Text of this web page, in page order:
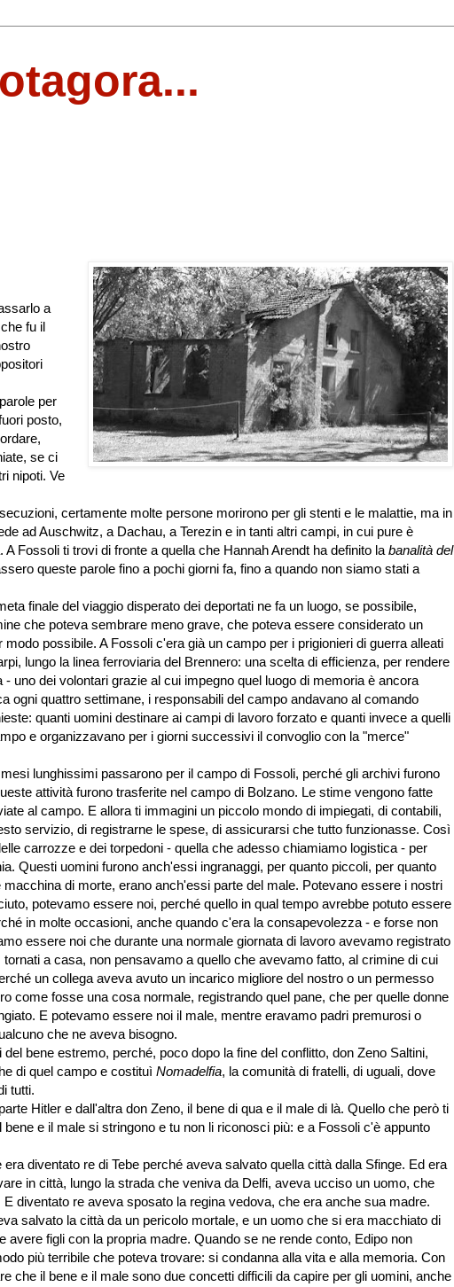
a
fu il
per
posto,
se ci
nipoti. Ve
certamente molte persone morirono per gli stenti e le malattie, ma in
ad Auschwitz, a Dachau, a Terezin e in tanti altri campi, in cui pure è
Fossoli ti trovi di fronte a quella che Hannah Arendt ha definito la banalità del
queste parole fino a pochi giorni fa, fino a quando non siamo stati a
finale del viaggio disperato dei deportati ne fa un luogo, se possibile,
che poteva sembrare meno grave, che poteva essere considerato un
possibile. A Fossoli c'era già un campo per i prigionieri di guerra alleati
lungo la linea ferroviaria del Brennero: una scelta di efficienza, per rendere
uno dei volontari grazie al cui impegno quel luogo di memoria è ancora
ogni quattro settimane, i responsabili del campo andavano al comando
quanti uomini destinare ai campi di lavoro forzato e quanti invece a quelli
e organizzavano per i giorni successivi il convoglio con la "merce"
lunghissimi passarono per il campo di Fossoli, perché gli archivi furono
attività furono trasferite nel campo di Bolzano. Le stime vengono fatte
al campo. E allora ti immagini un piccolo mondo di impiegati, di contabili,
servizio, di registrarne le spese, di assicurarsi che tutto funzionasse. Così
carrozze e dei torpedoni - quella che adesso chiamiamo logistica - per
Questi uomini furono anch'essi ingranaggi, per quanto piccoli, per quanto
di morte, erano anch'essi parte del male. Potevano essere i nostri
potevamo essere noi, perché quello in qual tempo avrebbe potuto essere
in molte occasioni, anche quando c'era la consapevolezza - e forse non
essere noi che durante una normale giornata di lavoro avevamo registrato
a casa, non pensavamo a quello che avevamo fatto, al crimine di cui
un collega aveva avuto un incarico migliore del nostro o un permesso
come fosse una cosa normale, registrando quel pane, che per quelle donne
E potevamo essere noi il male, mentre eravamo padri premurosi o
che ne aveva bisogno.
bene estremo, perché, poco dopo la fine del conflitto, don Zeno Saltini,
di quel campo e costituì Nomadelfia, la comunità di fratelli, di uguali, dove
tutti.
Hitler e dall'altra don Zeno, il bene di qua e il male di là. Quello che però ti
e il male si stringono e tu non li riconosci più: e a Fossoli c'è appunto
diventato re di Tebe perché aveva salvato quella città dalla Sfinge. Ed era
in città, lungo la strada che veniva da Delfi, aveva ucciso un uomo, che
diventato re aveva sposato la regina vedova, che era anche sua madre.
salvato la città da un pericolo mortale, e un uomo che si era macchiato di
avere figli con la propria madre. Quando se ne rende conto, Edipo non
più terribile che poteva trovare: si condanna alla vita e alla memoria. Con
che il bene e il male sono due concetti difficili da capire per gli uomini, anche